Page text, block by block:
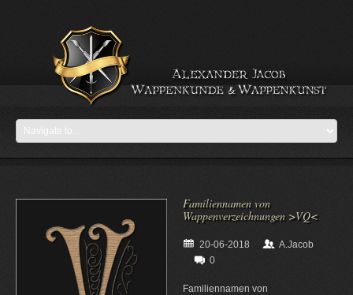
Familiennamen von
Wappenverzeichnungen >VQ<
20-06-2018
A.Jacob
0
Familiennamen von